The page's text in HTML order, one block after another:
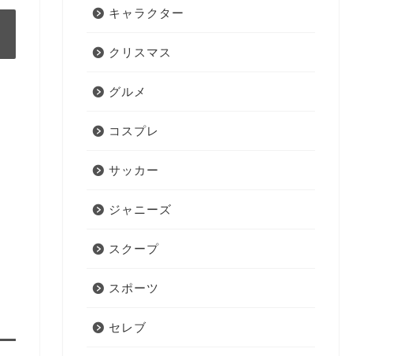
キャラクター
クリスマス
グルメ
コスプレ
サッカー
ジャニーズ
スクープ
スポーツ
セレブ